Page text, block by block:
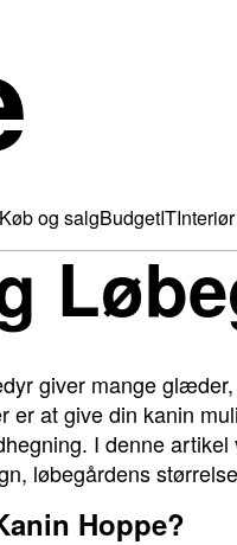
Køb og salgBudgetITInteriør
giver mange
er at give din kanin
I denne
løbegårdens
Hoppe?